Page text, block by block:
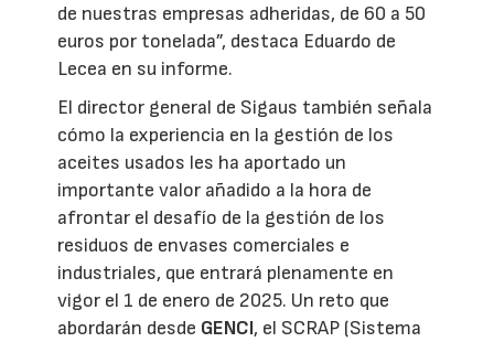
de nuestras empresas adheridas, de 60 a 50
euros por tonelada”, destaca Eduardo de
Lecea en su informe.
El director general de Sigaus también señala
cómo la experiencia en la gestión de los
aceites usados les ha aportado un
importante valor añadido a la hora de
afrontar el desafío de la gestión de los
residuos de envases comerciales e
industriales, que entrará plenamente en
vigor el 1 de enero de 2025. Un reto que
abordarán desde GENCI, el SCRAP (Sistema